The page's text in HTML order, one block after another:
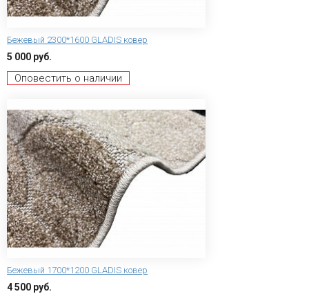
Бежевый 2300*1600 GLADIS ковер
5 000 руб.
Оповестить о наличии
Бежевый 1700*1200 GLADIS ковер
4 500 руб.